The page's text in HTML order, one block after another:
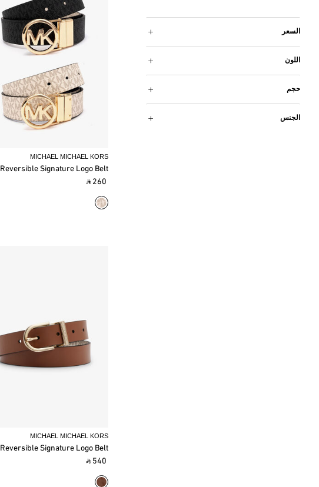
السعر
اللون
حجم
الجنس
MICHAEL MICHAEL KORS
Reversible Signature Logo Belt
‎ ⃁ 260 ‎
MICHAEL MICHAEL KORS
Reversible Signature Logo Belt
‎ ⃁ 540 ‎